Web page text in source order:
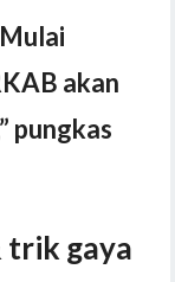
akan
” pungkas
trik gaya